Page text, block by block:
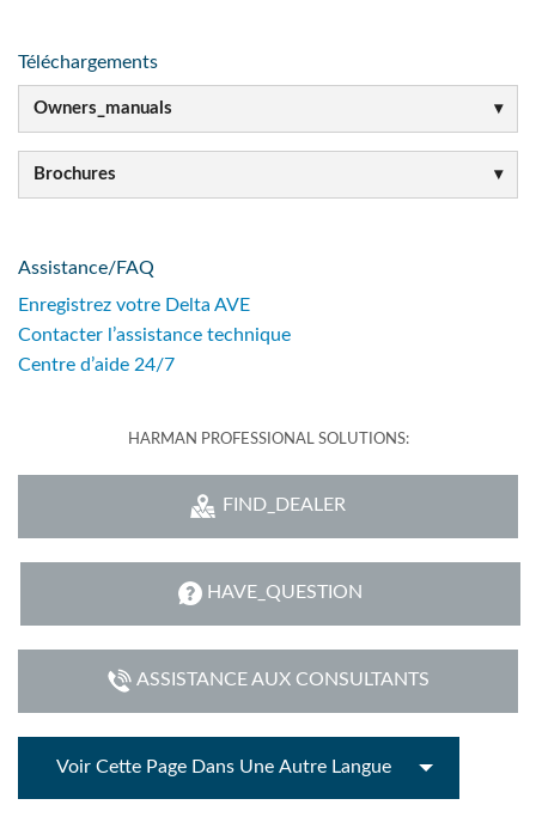
Téléchargements
Owners_manuals
Brochures
Assistance/FAQ
Enregistrez votre Delta AVE
Contacter l’assistance technique
Centre d’aide 24/7
HARMAN PROFESSIONAL SOLUTIONS:
FIND_DEALER
HAVE_QUESTION
ASSISTANCE AUX CONSULTANTS
Voir Cette Page Dans Une Autre Langue